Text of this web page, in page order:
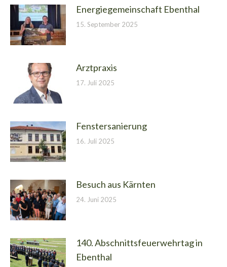
Energiegemeinschaft Ebenthal
15. September 2025
Arztpraxis
17. Juli 2025
Fenstersanierung
16. Juli 2025
Besuch aus Kärnten
24. Juni 2025
140. Abschnittsfeuerwehrtag in
Ebenthal